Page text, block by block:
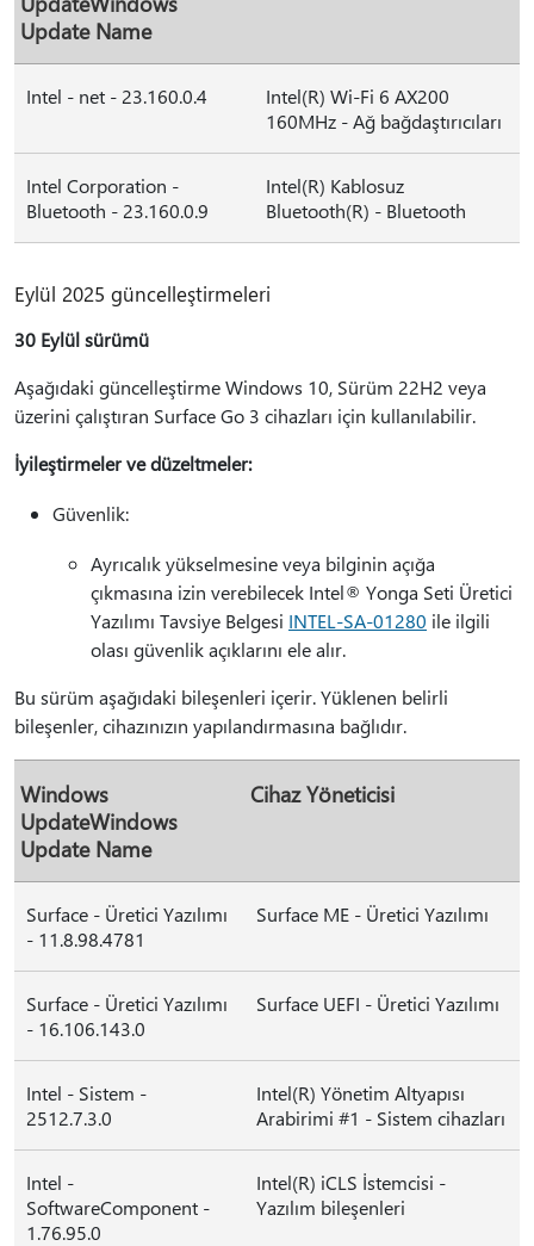
Update Name
Intel - net - 23.160.0.4
Intel(R) Wi-Fi 6 AX200
160MHz - Ağ bağdaştırıcıları
Intel Corporation -
Bluetooth - 23.160.0.9
Intel(R) Kablosuz
Bluetooth(R) - Bluetooth
Eylül 2025 güncelleştirmeleri
30 Eylül sürümü
Aşağıdaki güncelleştirme Windows 10, Sürüm 22H2 veya
üzerini çalıştıran Surface Go 3 cihazları için kullanılabilir.
İyileştirmeler ve düzeltmeler:
Güvenlik:
Ayrıcalık yükselmesine veya bilginin açığa
çıkmasına izin verebilecek Intel® Yonga Seti Üretici
Yazılımı Tavsiye Belgesi INTEL-SA-01280 ile ilgili
olası güvenlik açıklarını ele alır.
Bu sürüm aşağıdaki bileşenleri içerir. Yüklenen belirli
bileşenler, cihazınızın yapılandırmasına bağlıdır.
Windows
UpdateWindows
Update Name
Cihaz Yöneticisi
Surface - Üretici Yazılımı
- 11.8.98.4781
Surface ME - Üretici Yazılımı
Surface - Üretici Yazılımı
- 16.106.143.0
Surface UEFI - Üretici Yazılımı
Intel - Sistem -
2512.7.3.0
Intel(R) Yönetim Altyapısı
Arabirimi #1 - Sistem cihazları
Intel -
SoftwareComponent -
1.76.95.0
Intel(R) iCLS İstemcisi -
Yazılım bileşenleri